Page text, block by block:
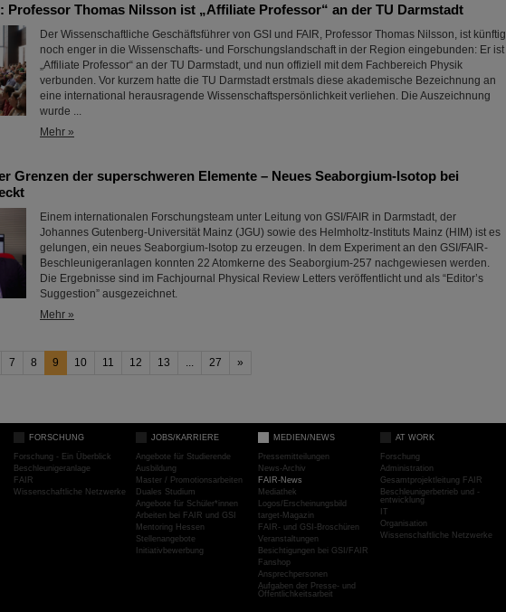
Professor Thomas Nilsson ist „Affiliate Professor“ an der TU Darmstadt
Der Wissenschaftliche Geschäftsführer von GSI und FAIR, Professor Thomas Nilsson, ist künftig
noch enger in die Wissenschafts- und Forschungslandschaft in der Region eingebunden: Er ist
„Affiliate Professor“ an der TU Darmstadt, und nun offiziell mit dem Fachbereich Physik
verbunden. Vor kurzem hatte die TU Darmstadt erstmals diese akademische Bezeichnung an
eine international herausragende Wissenschaftspersönlichkeit verliehen. Die Auszeichnung
wurde ...
Mehr »
Grenzen der superschweren Elemente – Neues Seaborgium-Isotop bei
Einem internationalen Forschungsteam unter Leitung von GSI/FAIR in Darmstadt, der
Johannes Gutenberg-Universität Mainz (JGU) sowie des Helmholtz-Instituts Mainz (HIM) ist es
gelungen, ein neues Seaborgium-Isotop zu erzeugen. In dem Experiment an den GSI/FAIR-
Beschleunigeranlagen konnten 22 Atomkerne des Seaborgium-257 nachgewiesen werden.
Die Ergebnisse sind im Fachjournal Physical Review Letters veröffentlicht und als “Editor’s
Suggestion” ausgezeichnet.
Mehr »
7 8 9 10 11 12 13 ... 27 »
FORSCHUNG
Forschung - Ein Überblick
Beschleunigeranlage
FAIR
Wissenschaftliche Netzwerke
JOBS/KARRIERE
Angebote für Studierende
Ausbildung
Master / Promotionsarbeiten
Duales Studium
Angebote für Schüler*innen
Arbeiten bei FAIR und GSI
Mentoring Hessen
Stellenangebote
Initiativbewerbung
MEDIEN/NEWS
Pressemitteilungen
News-Archiv
FAIR-News
Mediathek
Logos/Erscheinungsbild
target-Magazin
FAIR- und GSI-Broschüren
Veranstaltungen
Besichtigungen bei GSI/FAIR
Fanshop
Ansprechpersonen
Aufgaben der Presse- und
Öffentlichkeitsarbeit
AT WORK
Forschung
Administration
Gesamtprojektleitung FAIR
Beschleunigerbetrieb und -
entwicklung
IT
Organisation
Wissenschaftliche Netzwerke